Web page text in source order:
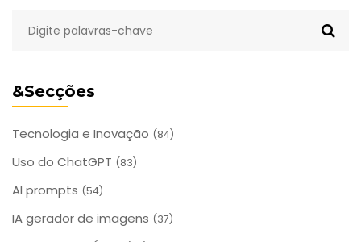
&Secções
Tecnologia e Inovação (84)
Uso do ChatGPT (83)
AI prompts (54)
IA gerador de imagens (37)